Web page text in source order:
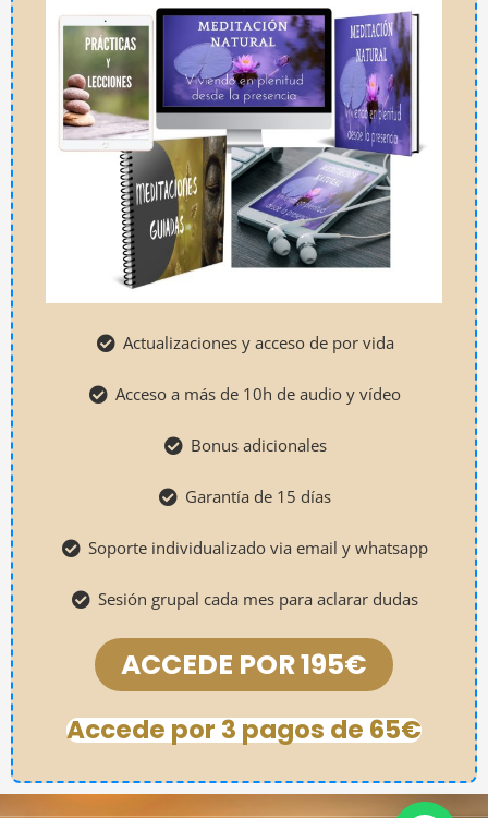
Actualizaciones y acceso de por vida
Acceso a más de 10h de audio y vídeo
Bonus adicionales
Garantía de 15 días
Soporte individualizado via email y whatsapp
Sesión grupal cada mes para aclarar dudas
ACCEDE POR 195€
Accede por 3 pagos de 65€